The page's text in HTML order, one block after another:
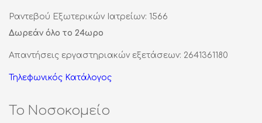
Ραντεβού Εξωτερικών Ιατρείων: 1566
Δωρεάν όλο το 24ωρο
Απαντήσεις εργαστηριακών εξετάσεων: 2641361180
Τηλεφωνικός Κατάλογος
Το Νοσοκομείο